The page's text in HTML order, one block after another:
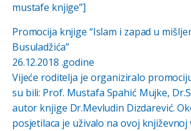
mustafe knjige”]
Promocija knjige “Islam i zapad u
Busuladžića”
26.12.2018 .godine
Vijeće roditelja je organiziralo
su bili: Prof. Mustafa Spahić Mujke,
autor knjige Dr.Mevludin Dizdarević.
posjetilaca je uživalo na ovoj književnoj